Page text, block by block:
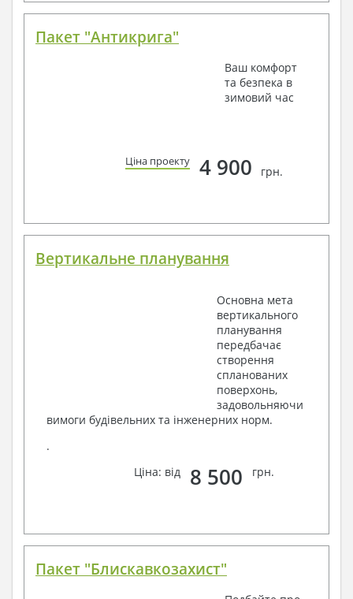
Пакет "Антикрига"
Ваш комфорт
та безпека в
зимовий час
Ціна проекту 4 900 грн.
Вертикальне планування
Основна мета
вертикального
планування
передбачає
створення
спланованих
поверхонь,
задовольняючи
вимоги будівельних та інженерних норм.
.
Ціна: від
8 500 грн.
Пакет "Блискавкозахист"